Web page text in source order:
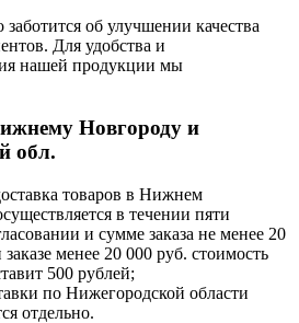
об улучшении качества
Для удобства и
нашей продукции мы
Новгороду и
обл.
товаров в Нижнем
в течении пяти
и сумме заказа не менее 20
менее 20 000 руб. стоимость
500 рублей;
по Нижегородской области
отдельно.